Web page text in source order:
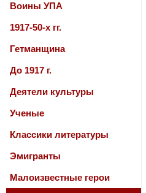
Воины УПА
1917-50-х гг.
Гетманщина
До 1917 г.
Деятели культуры
Ученые
Классики литературы
Эмигранты
Малоизвестные герои